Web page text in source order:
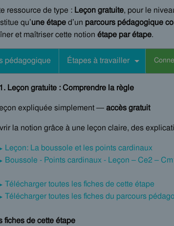
ressource de type : Leçon gratuite, pour le
qu’une étaped’un parcours pédagogique
et maîtriser cette notion étape par étape.
pédagogique Étapes à travailler
Leçon gratuite : Comprendre la règle
expliquée simplement —accès gratuit
la notion grâce à une leçon claire, des
Leçon: La boussole et les points cardinaux
Boussole - Points cardinaux - Leçon – Ce2 –
Télécharger toutes les fiches de cette étape
Télécharger toutes les fiches du parcours
fiches de cette étape